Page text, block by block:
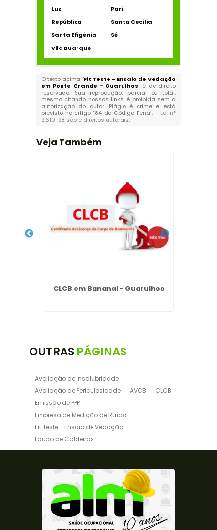
Luz
Pari
República
Santa Cecília
Santa Efigênia
Sé
Vila Buarque
O texto acima "Fit Teste - Ensaio de Vedação
em Ponte Grande - Guarulhos" é de direito
reservado. Sua reprodução, parcial ou total,
mesmo citando nossos links, é proibida sem a
autorização do autor. Plágio é crime e está
previsto no artigo 184 do Código Penal. – Lei n°
9.610-98 sobre direitos autorais.
Veja Também
CLCB em Bananal - Guarulhos
OUTRAS PÁGINAS
Avaliação de Insalubridade
Avaliação de Periculosidade
AVCB
CLCB
Emissão de PPP
Empresa de Medição de Ruído
Fit Teste - Ensaio de Vedação
Laudo de Caldeiras
Laudo de Insalubridade NR15
Laudo de Periculosidade e Insalubridade
Laudo de Ruido Ambiental
Laudo de Ruído e Vibração
Laudo de Ruído para Indústrias
Laudo de Vaso de Pressão